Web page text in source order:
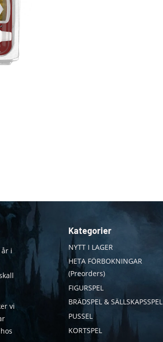
i
vi
Kategorier
NYTT I LAGER
HETA FÖRBOKNINGAR
(Preorders)
FIGURSPEL
BRÄDSPEL & SÄLLSKAPSSPEL
PUSSEL
KORTSPEL